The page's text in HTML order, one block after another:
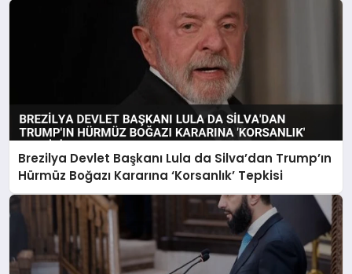
Brezilya Devlet Başkanı Lula da Silva’dan Trump’ın
Hürmüz Boğazı Kararına ‘Korsanlık’ Tepkisi